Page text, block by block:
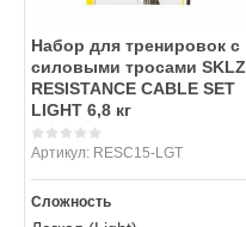
Набор для тренировок с
силовыми тросами SKLZ
RESISTANCE CABLE SET
LIGHT 6,8 кг
Артикул: RESC15-LGT
Сложность